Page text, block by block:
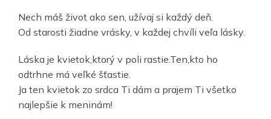
Nech máš život ako sen, užívaj si každý deň.
Od starosti žiadne vrásky, v každej chvíli veľa lásky.
Láska je kvietok,ktorý v poli rastie.Ten,kto ho
odtrhne má veľké šťastie.
Ja ten kvietok zo srdca Ti dám a prajem Ti všetko
najlepšie k meninám!